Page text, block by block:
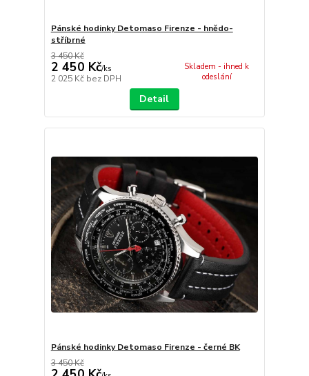
Pánské hodinky Detomaso Firenze - hnědo-
stříbrné
3 450 Kč
2 450 Kč/ks
2 025 Kč bez DPH
Skladem - ihned k
odeslání
Detail
Pánské hodinky Detomaso Firenze - černé BK
3 450 Kč